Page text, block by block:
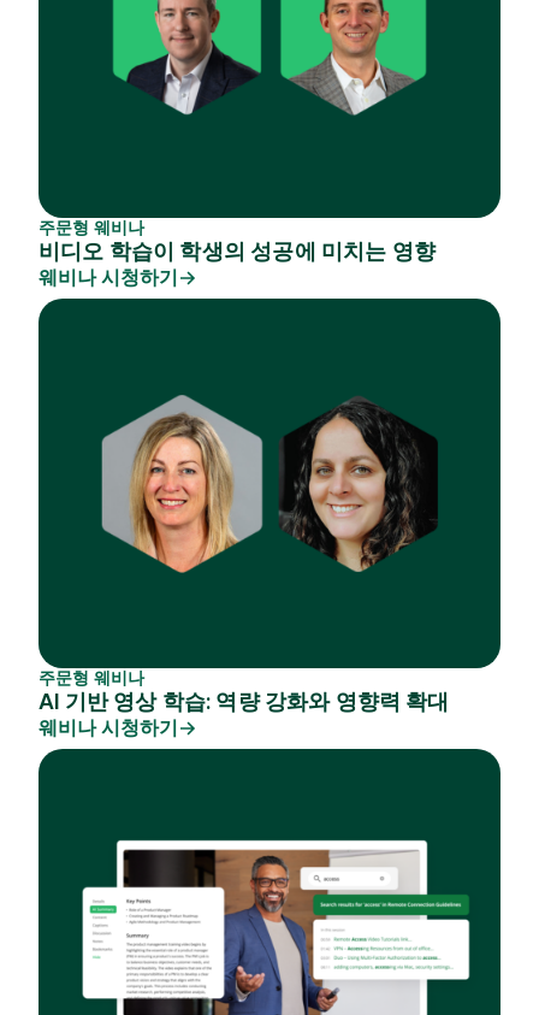
주문형 웨비나
비디오 학습이 학생의 성공에 미치는 영향
웨비나 시청하기
주문형 웨비나
AI 기반 영상 학습: 역량 강화와 영향력 확대
웨비나 시청하기